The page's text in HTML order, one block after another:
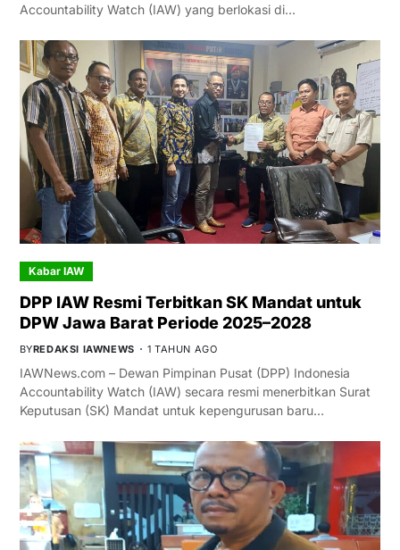
Accountability Watch (IAW) yang berlokasi di…
Kabar IAW
DPP IAW Resmi Terbitkan SK Mandat untuk
DPW Jawa Barat Periode 2025–2028
BYREDAKSI IAWNEWS 1 TAHUN AGO
IAWNews.com – Dewan Pimpinan Pusat (DPP) Indonesia
Accountability Watch (IAW) secara resmi menerbitkan Surat
Keputusan (SK) Mandat untuk kepengurusan baru…